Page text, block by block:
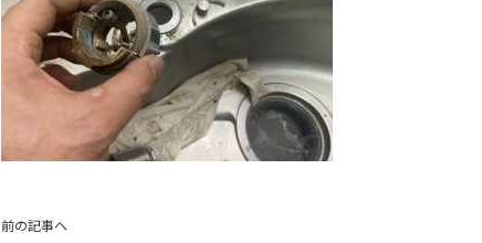
前の記事へ